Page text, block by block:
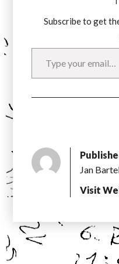
Subscribe to get
Type your email…
Jan
Visit